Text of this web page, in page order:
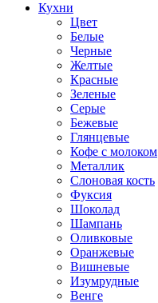
Кухни
Цвет
Белые
Черные
Желтые
Красные
Зеленые
Серые
Бежевые
Глянцевые
Кофе с молоком
Металлик
Слоновая кость
Фуксия
Шоколад
Шампань
Оливковые
Оранжевые
Вишневые
Изумрудные
Венге